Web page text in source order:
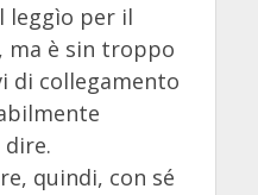
leggìo per il
ma è sin troppo
di collegamento
dire.
quindi, con sé